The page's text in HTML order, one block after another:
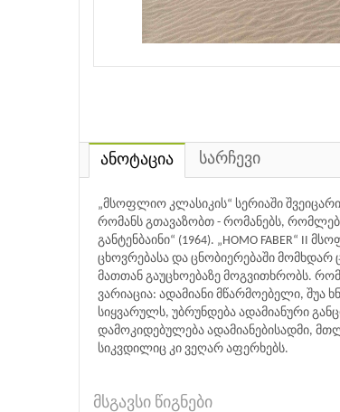
ანოტაცია სარჩევი
„მსოფლიო კლასიკის“ სერიაში
რომანს გთავაზობთ - რომანებს,
განტენბაინი“ (1964). „HOMO FABER“
ცხოვრებასა და ცნობიერებაში
მათთან გაუცხოებაზე მოგვითხრობს.
ვარიაცია: ადამიანი მწარმოებელი,
სიყვარულს, უბრუნდება ადამიანური
დამოკიდებულება ადამიანებისადმი,
სიკვდილიც კი ვეღარ აფერხებს.
მსგავსი წიგნები